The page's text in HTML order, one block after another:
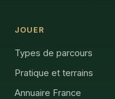
JOUER
Types de parcours
Pratique et terrains
Annuaire France